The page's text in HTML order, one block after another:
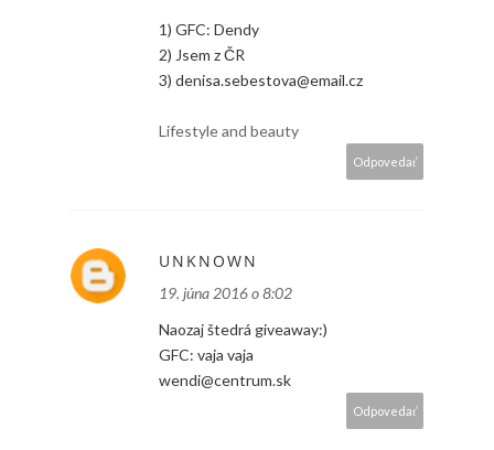
1) GFC: Dendy
2) Jsem z ČR
3) denisa.sebestova@email.cz
Lifestyle and beauty
Odpovedať
UNKNOWN
19. júna 2016 o 8:02
Naozaj štedrá giveaway:)
GFC: vaja vaja
wendi@centrum.sk
Odpovedať